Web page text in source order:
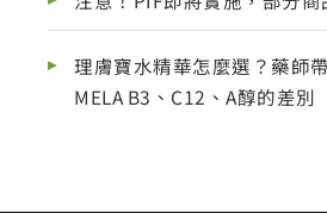
理膚寶水精華怎麼選？藥師
MELA B3、C12、A醇的差別